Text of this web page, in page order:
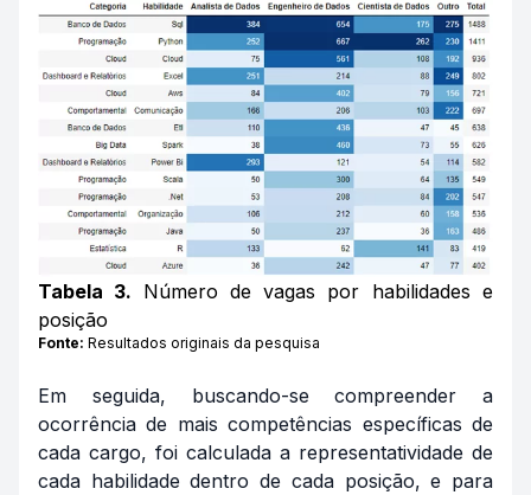
Tabela 3. Número de vagas por habilidades e
posição
Fonte: Resultados originais da pesquisa
Em seguida, buscando-se compreender a
ocorrência de mais competências específicas de
cada cargo, foi calculada a representatividade de
cada habilidade dentro de cada posição, e para